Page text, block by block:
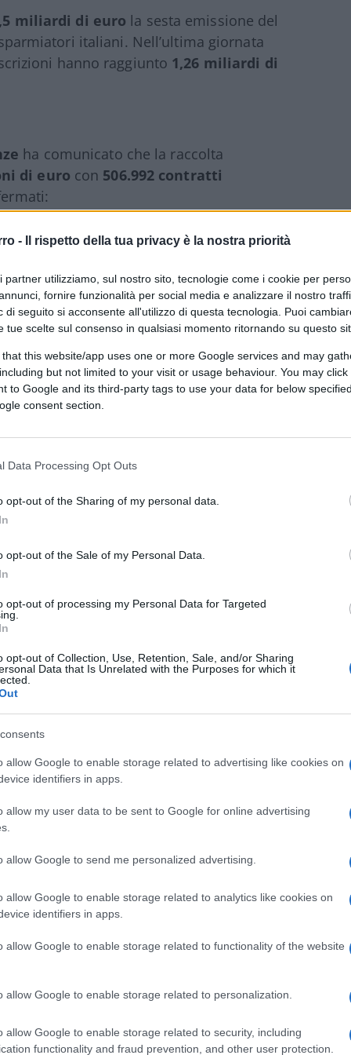
- Il rispetto della tua privacy è la nostra priorità
partner utilizziamo, sul nostro sito, tecnologie come i cookie per
fornire funzionalità per social media e analizzare il nostro
di seguito si acconsente all'utilizzo di questa tecnologia. Puoi
tue scelte sul consenso in qualsiasi momento ritornando su questo
that this website/app uses one or more Google services and may
but not limited to your visit or usage behaviour. You may
to Google and its third-party tags to use your data for below
consent section.
Data Processing Opt Outs
opt-out of the Sharing of my personal data.
opt-out of the Sale of my Personal Data.
opt-out of processing my Personal Data for Targeted
opt-out of Collection, Use, Retention, Sale, and/or Sharing
Data that Is Unrelated with the Purposes for which it
allow Google to enable storage related to advertising like cookies on
identifiers in apps.
allow my user data to be sent to Google for online advertising
allow Google to send me personalized advertising.
allow Google to enable storage related to analytics like cookies on
identifiers in apps.
allow Google to enable storage related to functionality of the website
allow Google to enable storage related to personalization.
allow Google to enable storage related to security, including
functionality and fraud prevention, and other user protection.
miliardi di euro la sesta emissione del
italiani. Nell’ultima giornata
hanno raggiunto 1,26 miliardi di
ha comunicato che la raccolta
di euro con 506.992 contratti
2025escadenza nel 2032, prevede
per chi lo manterrà fino a scadenza.
complessivo dei contratti validamente
Obbligazioni e Titoli di Stato diBorsa
Sanpaolo, Unicredit e Banco Bpm
Stato e nel Governo”
BTp Valore. Il fatto che le famiglie
16,5 miliardi di titoli di Stato
emissioni retail,è un chiaro
italiano
alla Presidenza del Consiglio
di governo.
la quale il premier Meloni e il
– ha aggiunto Fazzolari – ci spinge a
è fatta dilotta agli sprechi e tutela del
acquistare il titolo di Stato
obbligazioni a breve offrono
per il futuro”
edizione del Btp Valore, con una